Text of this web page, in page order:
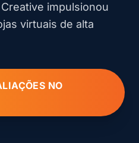
impulsionou
virtuais de alta
NO